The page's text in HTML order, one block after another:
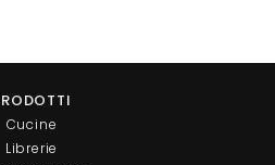
Cucine
Librerie